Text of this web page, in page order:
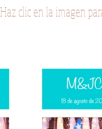
Haz clic en la imagen